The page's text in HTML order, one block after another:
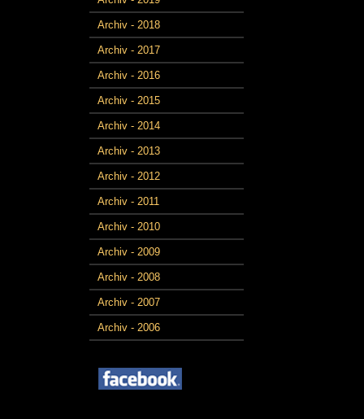
Archiv - 2018
Archiv - 2017
Archiv - 2016
Archiv - 2015
Archiv - 2014
Archiv - 2013
Archiv - 2012
Archiv - 2011
Archiv - 2010
Archiv - 2009
Archiv - 2008
Archiv - 2007
Archiv - 2006